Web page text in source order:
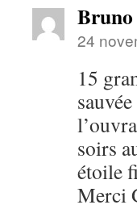
24
15
soirs
étoile
Merci